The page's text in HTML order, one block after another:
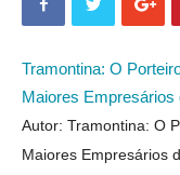
Tramontina: O
Maiores Empresários
Autor: Tramontina: O
Maiores Empresários